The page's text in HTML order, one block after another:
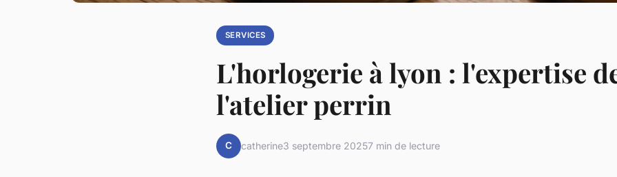
SERVICES
L'horlogerie à lyon : l'expertise
l'atelier perrin
C catherine3 septembre 20257 min de lecture